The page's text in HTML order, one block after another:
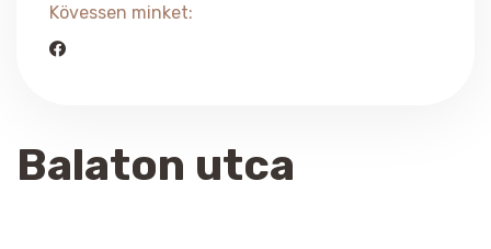
Kövessen minket:
Balaton utca